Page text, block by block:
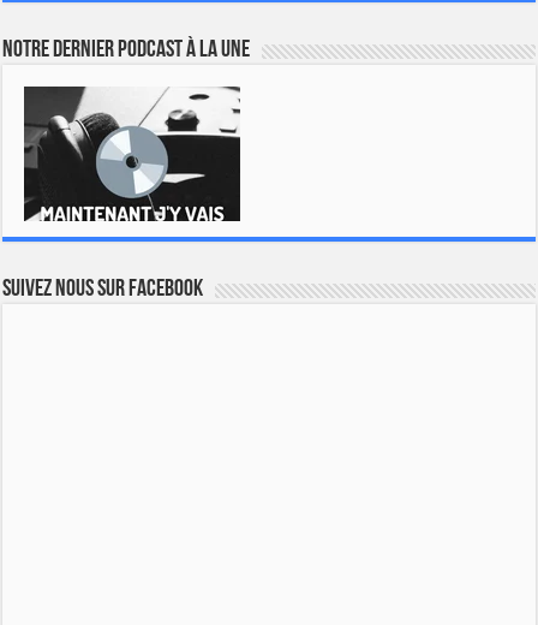
Notre dernier podcast à la une
Suivez nous sur Facebook